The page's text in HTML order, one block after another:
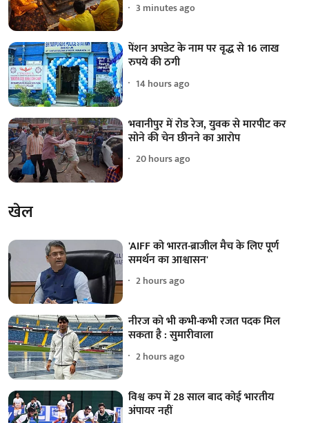
3 minutes ago
पेंशन अपडेट के नाम पर वृद्ध से 16 लाख
रुपये की ठगी
14 hours ago
भवानीपुर में रोड रेज, युवक से मारपीट कर
सोने की चेन छीनने का आरोप
20 hours ago
खेल
'AIFF को भारत-ब्राजील मैच के लिए पूर्ण
समर्थन का आश्वासन'
2 hours ago
नीरज को भी कभी-कभी रजत पदक मिल
सकता है : सुमारीवाला
2 hours ago
विश्व कप में 28 साल बाद कोई भारतीय
अंपायर नहीं